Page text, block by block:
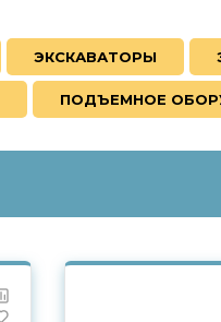
ЭКСКАВАТОРЫ
ПОДЪЕМНОЕ